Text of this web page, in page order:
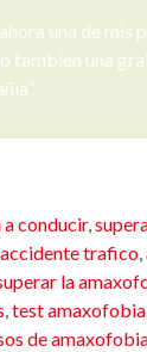
nos ayudan
los detalles, y
el práctico".
conducir,
trafico,
la
,test amaxofobia
de